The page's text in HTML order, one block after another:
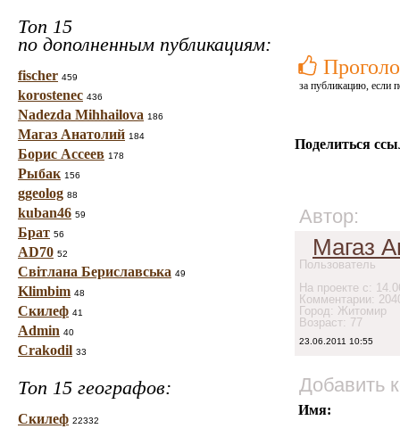
Топ 15
по дополненным публикациям:
fischer 459
korostenec 436
Nadezda Mihhailova 186
Магаз Анатолий 184
Борис Ассеев 178
Рыбак 156
ggeolog 88
kuban46 59
Брат 56
AD70 52
Світлана Бериславська 49
Klimbim 48
Скилеф 41
Admin 40
Crakodil 33
Топ 15 географов:
Скилеф 22332
за публикацию, если
Поделиться
Автор:
Магаз
Пользователь
На проекте с:
Комментарии:
Город: Житомир
Возраст: 77
23.06.2011 10:55
Добавить
Имя: